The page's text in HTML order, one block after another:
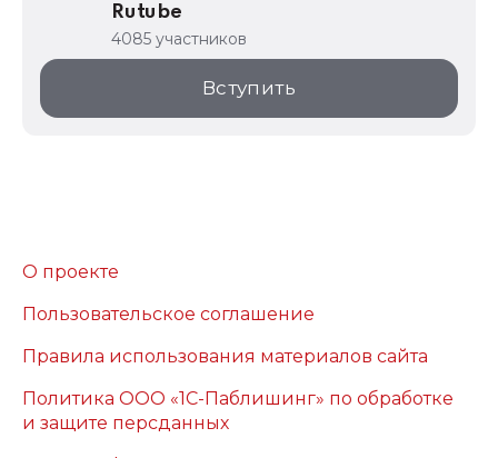
Rutube
4085 участников
Вступить
О проекте
Пользовательское соглашение
Правила использования материалов сайта
Политика ООО «1С-Паблишинг» по обработке
и защите персданных